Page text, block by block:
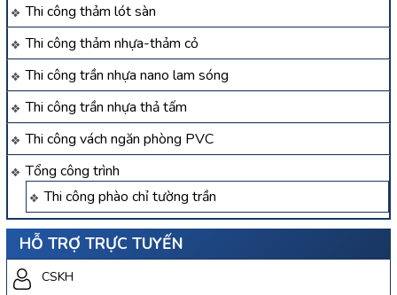
Thi công thảm lót sàn
Thi công thảm nhựa-thảm cỏ
Thi công trần nhựa nano lam sóng
Thi công trần nhựa thả tấm
Thi công vách ngăn phòng PVC
Tổng công trình
Thi công phào chỉ tường trần
HỖ TRỢ TRỰC TUYẾN
CSKH